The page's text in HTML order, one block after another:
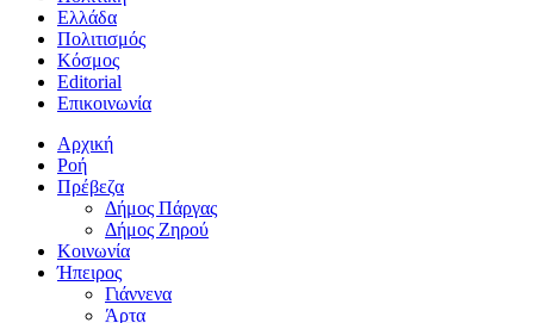
Ελλάδα
Πολιτισμός
Κόσμος
Editorial
Επικοινωνία
Αρχική
Ροή
Πρέβεζα
Δήμος Πάργας
Δήμος Ζηρού
Κοινωνία
Ήπειρος
Γιάννενα
Άρτα